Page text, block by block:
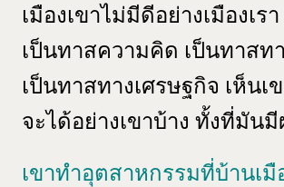
เมืองเขาไม่มีดีอย่างเมืองเร
เป็นทาสความคิด เป็นทาสท
เป็นทาสทางเศรษฐกิจ เห็น
จะได้อย่างเขาบ้าง ทั้งที่มัน
เขาทำอุตสาหกรรมที่บ้านเมื